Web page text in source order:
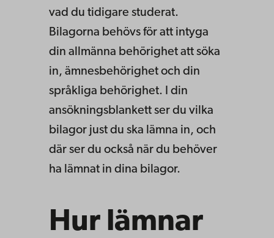
vad du tidigare studerat.
Bilagorna behövs för att intyga
din allmänna behörighet att söka
in, ämnesbehörighet och din
språkliga behörighet. I din
ansökningsblankett ser du vilka
bilagor just du ska lämna in, och
där ser du också när du behöver
ha lämnat in dina bilagor.
Hur lämnar